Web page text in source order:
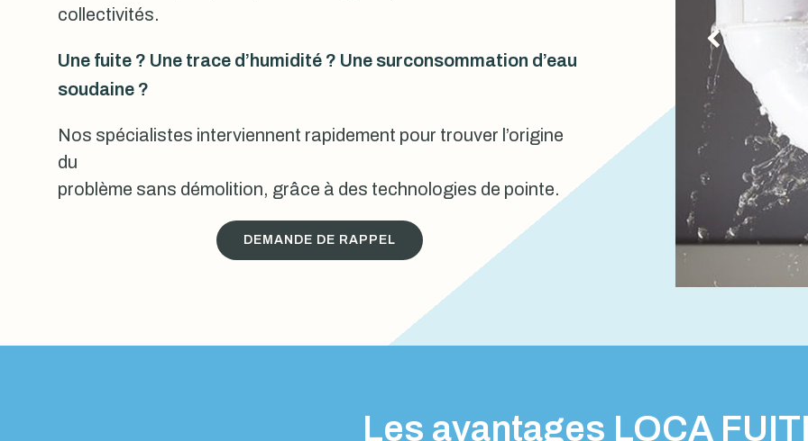
collectivités.
Une fuite ? Une trace d’humidité ? Une surconsommation d’eau
soudaine ?
Nos spécialistes interviennent rapidement pour trouver l’origine
du
problème sans démolition, grâce à des technologies de pointe.
DEMANDE DE RAPPEL
Les avantages LOCA